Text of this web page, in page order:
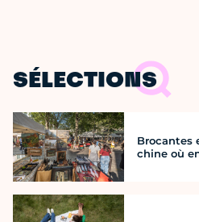
SÉLECTIONS
Brocantes
chine où